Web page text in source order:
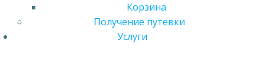
Корзина
Получение путевки
Услуги